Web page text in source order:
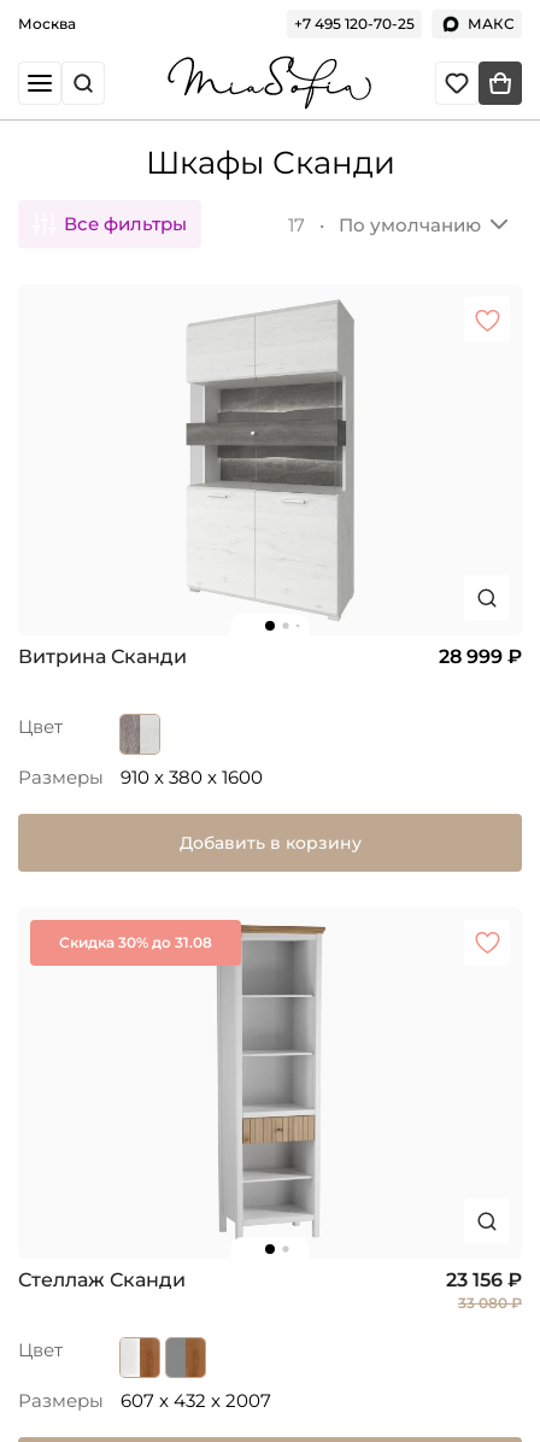
Москва +7 495 120-70-25 МАКС
Шкафы Сканди
Все фильтры 17 • По умолчанию
Витрина Сканди 28 999 ₽
Цвет
Размеры 910 x 380 x 1600
Добавить в корзину
Скидка 30% до 31.08
Стеллаж Сканди 23 156 ₽
33 080 ₽
Цвет
Размеры 607 x 432 x 2007